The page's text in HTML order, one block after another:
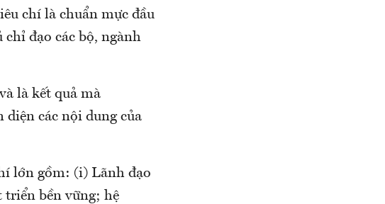
chí là chuẩn mực đầu
đạo các bộ, ngành
là kết quả mà
các nội dung của
lớn gồm: (i) Lãnh đạo
triển bền vững; hệ